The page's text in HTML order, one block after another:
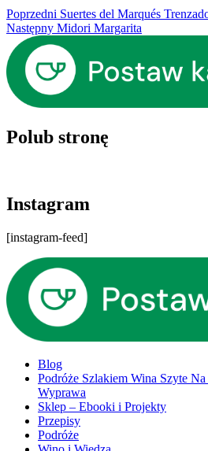
Nawigacja
wpisu
Poprzedni Poprzedni
wpis:
Suertes del Marqués
Następny Następny
Midori Margarita
Polub stronę
Instagram
[instagram-feed]
Blog
Podróże Szlakiem Wina Szyte
Wyprawa
Sklep – Ebooki i Projekty
Przepisy
Podróże